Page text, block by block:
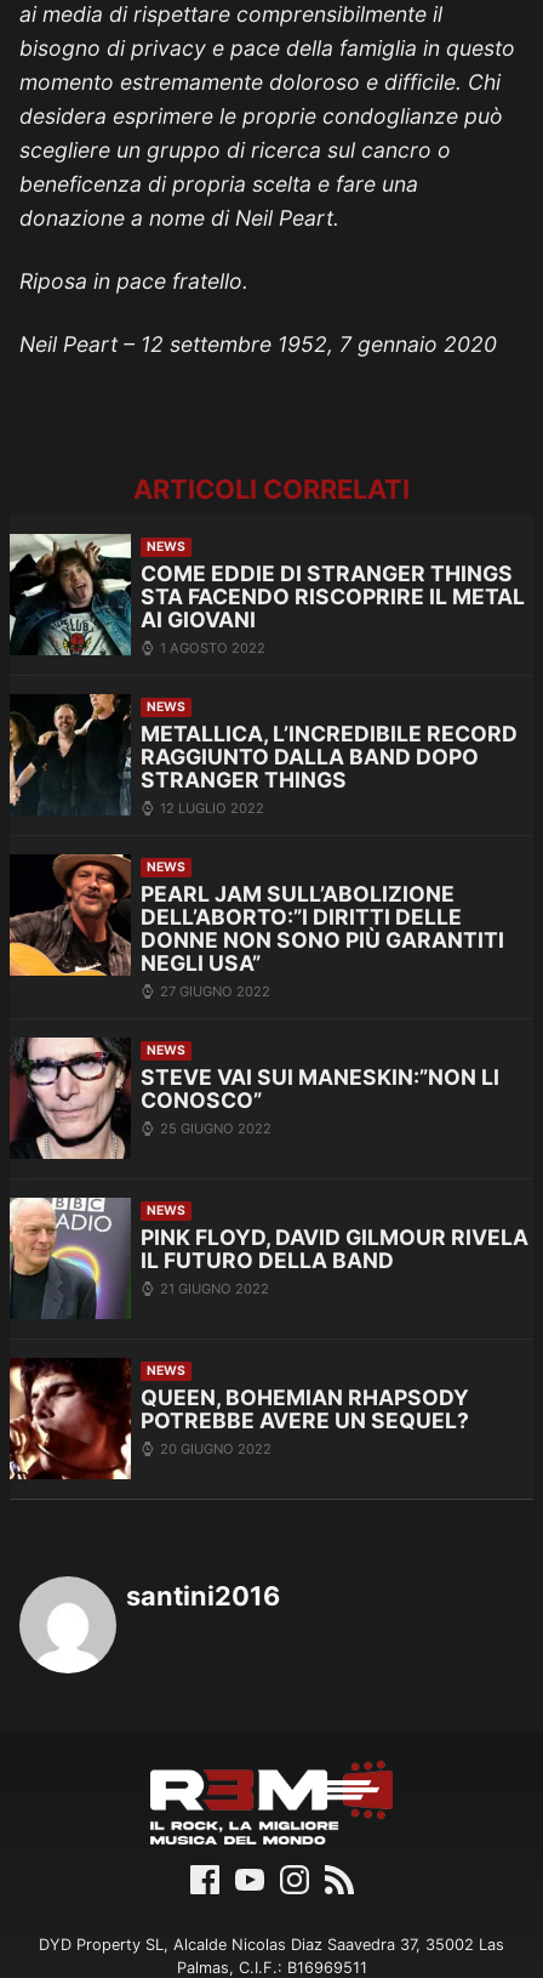
ai media di rispettare comprensibilmente il
bisogno di privacy e pace della famiglia in questo
momento estremamente doloroso e difficile. Chi
desidera esprimere le proprie condoglianze può
scegliere un gruppo di ricerca sul cancro o
beneficenza di propria scelta e fare una
donazione a nome di Neil Peart.
Riposa in pace fratello.
Neil Peart – 12 settembre 1952, 7 gennaio 2020
ARTICOLI CORRELATI
NEWS
COME EDDIE DI STRANGER THINGS
STA FACENDO RISCOPRIRE IL METAL
AI GIOVANI
1 AGOSTO 2022
NEWS
METALLICA, L’INCREDIBILE RECORD
RAGGIUNTO DALLA BAND DOPO
STRANGER THINGS
12 LUGLIO 2022
NEWS
PEARL JAM SULL’ABOLIZIONE
DELL’ABORTO:”I DIRITTI DELLE
DONNE NON SONO PIÙ GARANTITI
NEGLI USA”
27 GIUGNO 2022
NEWS
STEVE VAI SUI MANESKIN:”NON LI
CONOSCO”
25 GIUGNO 2022
NEWS
PINK FLOYD, DAVID GILMOUR RIVELA
IL FUTURO DELLA BAND
21 GIUGNO 2022
NEWS
QUEEN, BOHEMIAN RHAPSODY
POTREBBE AVERE UN SEQUEL?
20 GIUGNO 2022
santini2016
DYD Property SL, Alcalde Nicolas Diaz Saavedra 37, 35002 Las
Palmas, C.I.F.: B16969511